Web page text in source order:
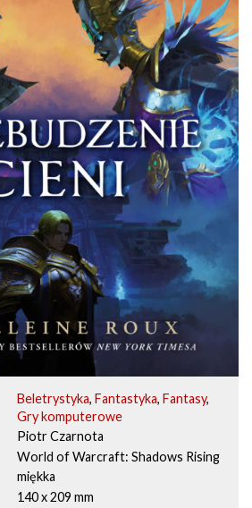
Beletrystyka,Fantastyka,Fantasy,
Gry komputerowe
Piotr Czarnota
World of Warcraft: Shadows Rising
miękka
140 x 209 mm